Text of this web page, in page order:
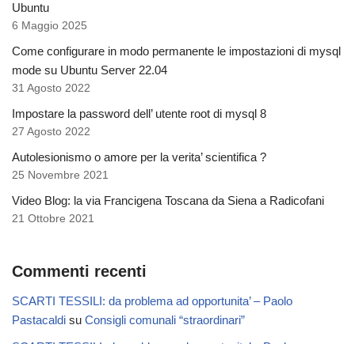
Ubuntu
6 Maggio 2025
Come configurare in modo permanente le impostazioni di mysql
mode su Ubuntu Server 22.04
31 Agosto 2022
Impostare la password dell’ utente root di mysql 8
27 Agosto 2022
Autolesionismo o amore per la verita’ scientifica ?
25 Novembre 2021
Video Blog: la via Francigena Toscana da Siena a Radicofani
21 Ottobre 2021
Commenti recenti
SCARTI TESSILI: da problema ad opportunita’ – Paolo
Pastacaldi su Consigli comunali “straordinari”